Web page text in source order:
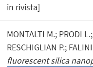
in rivista]
MONTALTI M.; PRODI
RESCHIGLIAN P.;
fluorescent silica